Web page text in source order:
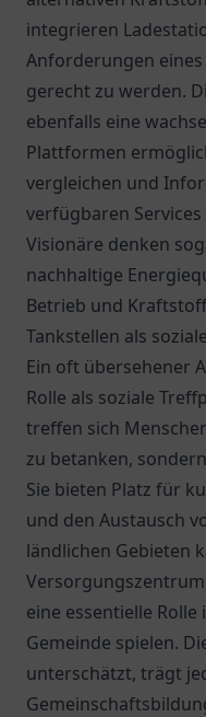
integrieren
Anforderungen
gerecht zu werden.
ebenfalls eine
Plattformen
vergleichen und
verfügbaren
Visionäre denken
nachhaltige
Betrieb und
Tankstellen als
Ein oft übersehener
Rolle als soziale
treffen sich
zu betanken,
Sie bieten Platz für
und den Austausch
ländlichen Gebieten
eine essentielle
Gemeinde spielen.
unterschätzt, trägt